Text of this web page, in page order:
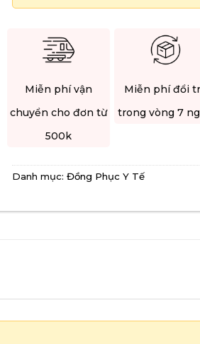
Miễn phí vận
chuyển cho đơn từ
500k
Miễn phí đổi
trong vòng 7
Danh mục: Đồng Phục Y Tế